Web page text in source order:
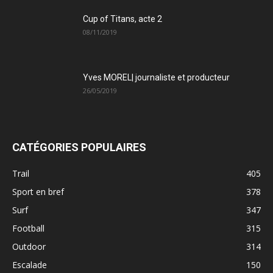
Cup of Titans, acte 2
08/11/2019
Yves MOREL| journaliste et producteur
26/05/2019
CATÉGORIES POPULAIRES
Trail
405
Sport en bref
378
Surf
347
Football
315
Outdoor
314
Escalade
150